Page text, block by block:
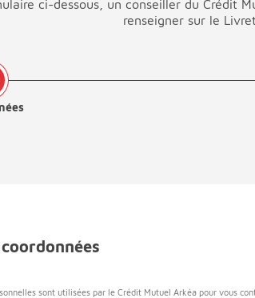
ci-dessous, un conseiller du Crédit
renseigner sur le
sont utilisées par le Crédit Mutuel Arkéa pour vous